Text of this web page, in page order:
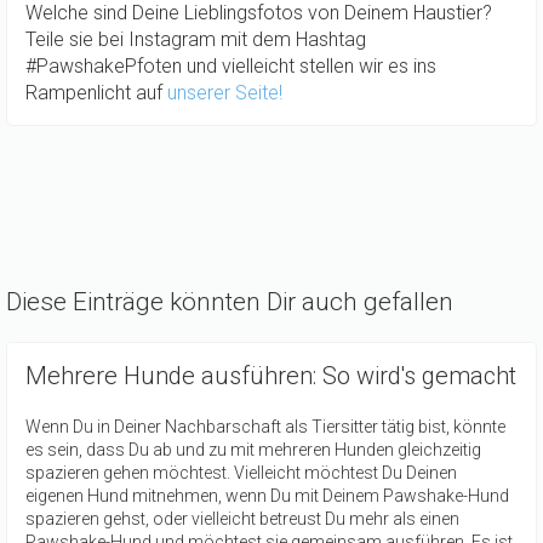
Welche sind Deine Lieblingsfotos von Deinem Haustier?
Teile sie bei Instagram mit dem Hashtag
#PawshakePfoten und vielleicht stellen wir es ins
Rampenlicht auf unserer Seite!
Diese Einträge könnten Dir auch gefallen
Mehrere Hunde ausführen: So wird's gemacht
Wenn Du in Deiner Nachbarschaft als Tiersitter tätig bist, könnte
es sein, dass Du ab und zu mit mehreren Hunden gleichzeitig
spazieren gehen möchtest. Vielleicht möchtest Du Deinen
eigenen Hund mitnehmen, wenn Du mit Deinem Pawshake-Hund
spazieren gehst, oder vielleicht betreust Du mehr als einen